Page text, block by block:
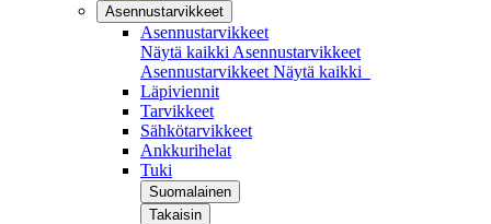
Asennustarvikkeet
Asennustarvikkeet
Näytä kaikki Asennustarvikkeet
Asennustarvikkeet Näytä kaikki
Läpiviennit
Tarvikkeet
Sähkötarvikkeet
Ankkurihelat
Tuki
Suomalainen
Takaisin